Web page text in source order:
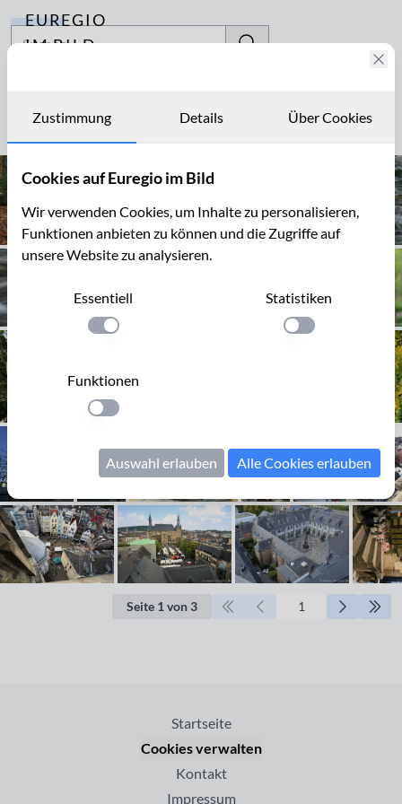
EUREGIO
IM BILD
Archiv
Kontakt
Archiv
Seite 1 von 3
Startseite
Cookies verwalten
Kontakt
Impressum
Zustimmung Details Über Cookies
Cookies auf Euregio im Bild
Wir verwenden Cookies, um Inhalte zu personalisieren,
Funktionen anbieten zu können und die Zugriffe auf
unsere Website zu analysieren.
Essentiell
Einstellung anwenden
Statistiken
Einstellung
Funktionen
Einstellung anwenden
Auswahl erlauben Alle Cookies erlauben